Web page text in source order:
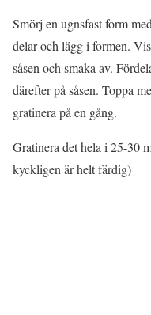
Smörj en ugnsfast form
delar och lägg i formen.
såsen och smaka av.
därefter på såsen. Toppa
gratinera på en gång.
Gratinera det hela i 25-30
kyckligen är helt färdig)